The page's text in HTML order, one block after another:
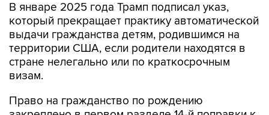
В январе 2025 года Трамп подписал указ,
который прекращает практику автоматической
выдачи гражданства детям, родившимся на
территории США, если родители находятся в
стране нелегально или по краткосрочным
визам.
Право на гражданство по рождению